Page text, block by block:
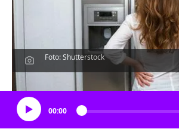
Foto: Shutterstock
Escucha el artículo
00:00